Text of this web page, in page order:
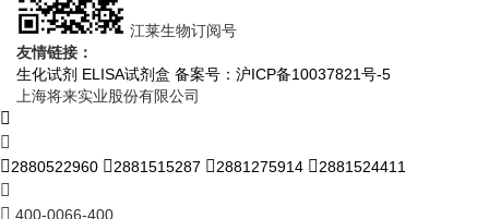
江莱生物订阅号
友情链接：
生化试剂 ELISA试剂盒 备案号：沪ICP备10037821号-5
上海将来实业股份有限公司
2880522960 2881515287 2881275914 2881524411
400-0066-400